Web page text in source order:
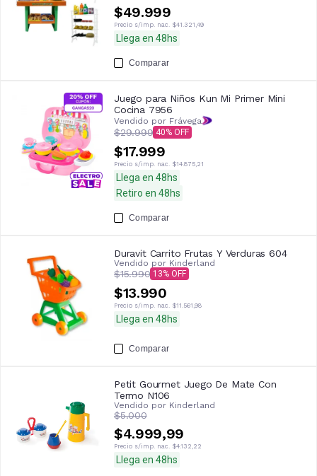
$49.999
Precio s/imp. nac. $41.321,49
Llega en 48hs
Comparar
Juego para Niños Kun Mi Primer Mini
Cocina 7956
Vendido por Frávega
$29.999 40
$17.999
Precio s/imp. nac. $14.875,21
Llega en 48hs
Retiro en 48hs
Comparar
Duravit Carrito Frutas Y Verduras 604
Vendido por Kinderland
$15.990 13
$13.990
Precio s/imp. nac. $11.561,98
Llega en 48hs
Comparar
Petit Gourmet Juego De Mate Con
Termo N106
Vendido por Kinderland
$5.000
$4.999,99
Precio s/imp. nac. $4.132,22
Llega en 48hs